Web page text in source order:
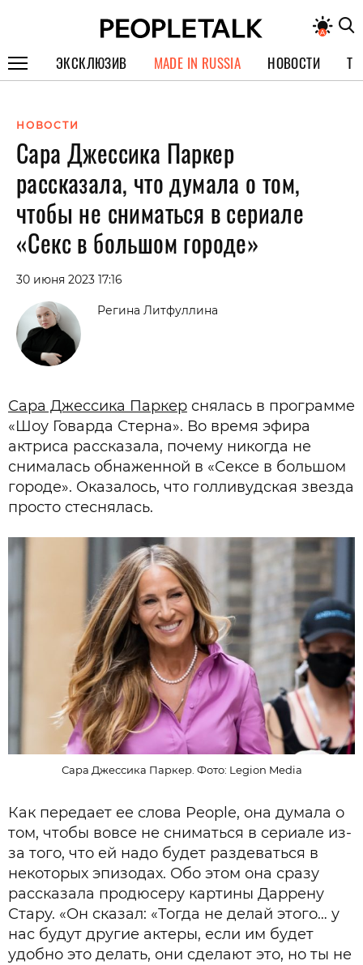
ЭКСКЛЮЗИВ
СПЕЦПРОЕКТЫ
ИНТЕРВЬЮ
ПОКОЛЕНИЕ
MADE IN RUSSIA НОВОСТИ
НОВОСТИ
Сара Джессика Паркер
рассказала, что думала о том,
чтобы не сниматься в сериале
«Секс в большом городе»
30 июня 2023 17:16
Регина Литфуллина
Сара Джессика Паркер снялась в программе
«Шоу Говарда Стерна». Во время эфира
актриса рассказала, почему никогда не
снималась обнаженной в «Сексе в большом
городе». Оказалось, что голливудская звезда
просто стеснялась.
Сара Джессика Паркер. Фото: Legion Media
Как передает ее слова People, она думала о
том, чтобы вовсе не сниматься в сериале из-
за того, что ей надо будет раздеваться в
некоторых эпизодах. Обо этом она сразу
рассказала продюсеру картины Даррену
Стару. «Он сказал: «Тогда не делай этого… у
нас будут другие актеры, если им будет
удобно это делать, они сделают это, но ты не